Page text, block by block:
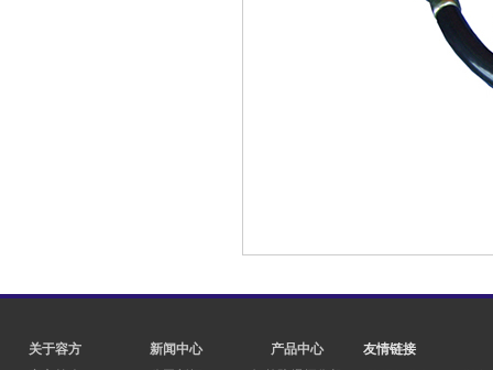
关于容方
新闻中心
产品中心
友情链接